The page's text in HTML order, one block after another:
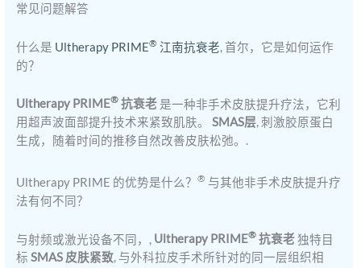
常见问题解答
什么是 Ultherapy PRIME® 江南抗衰老, 首尔，它是如何运作
的？
Ultherapy PRIME® 抗衰老 是一种非手术皮肤提升疗法，它利
用超声波面部提升技术来紧致肌肤。SMAS层, 刺激胶原蛋白
生成，随着时间的推移自然改善皮肤松弛。.
Ultherapy PRIME 的优势是什么？® 与其他非手术皮肤提升疗
法有何不同？
与射频或激光设备不同，, Ultherapy PRIME® 抗衰老独特目
标SMAS 皮肤紧致, 与外科拉皮手术所针对的同一层组织相